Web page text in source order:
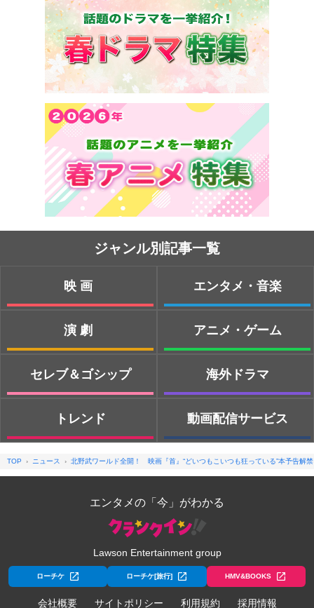
ジャンル別記事一覧
映画
演劇
セレブ＆ゴシップ
トレンド
エンタメ・音楽
アニメ・ゲーム
海外ドラマ
動画配信サービス
TOP ニュース 北野武ワールド全開！ 映画『首』“どいつもこいつも狂っている”本予告解禁
エンタメの「今」がわかる
Lawson Entertainment group
ローチケ ローチケ[旅行] HMV&BOOKS
会社概要 サイトポリシー 利用規約 採用情報